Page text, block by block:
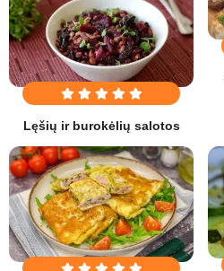
Lęšių ir burokėlių salotos